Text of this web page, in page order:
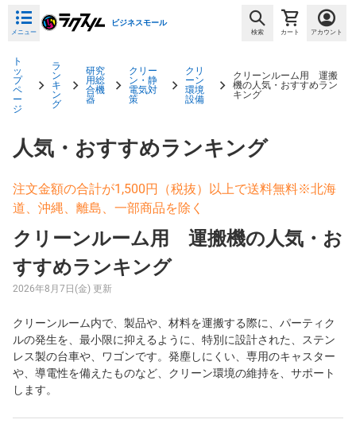
メニュー
ビジネスモール
検索 カート アカウント
ト
ッ
プ
ペ
ー
ジ
ラ
ン
キ
ン
グ
研究
用総
合機
器
クリー
ン・静
電気対
策
クリ
ーン
環境
設備
クリーンルーム用 運搬
機の人気・おすすめラン
キング
人気・おすすめランキング
注文金額の合計が1,500円（税抜）以上で送料無料※北海
道、沖縄、離島、一部商品を除く
クリーンルーム用 運搬機の人気・お
すすめランキング
2026年8月7日(金) 更新
クリーンルーム内で、製品や、材料を運搬する際に、パーティク
ルの発生を、最小限に抑えるように、特別に設計された、ステン
レス製の台車や、ワゴンです。発塵しにくい、専用のキャスター
や、導電性を備えたものなど、クリーン環境の維持を、サポート
します。